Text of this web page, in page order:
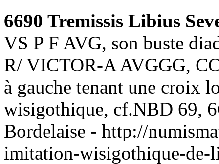
6690 Tremissis Libius
VS P F AVG, son buste
R/ VICTOR-A AVGGG,
à gauche tenant une croix
wisigothique, cf.NBD 69,
Bordelaise - http://
imitation-wisigothique-